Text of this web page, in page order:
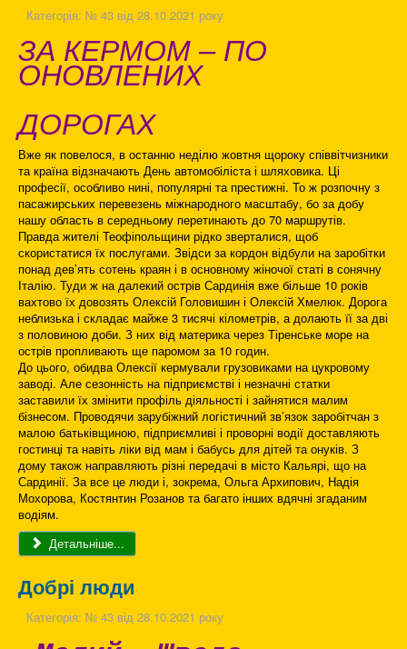
Категорія: № 43 від 28.10.2021 року
ЗА КЕРМОМ – ПО
ОНОВЛЕНИХ
ДОРОГАХ
Вже як повелося, в останню неділю жовтня щороку співвітчизники
та країна відзначають День автомобіліста і шляховика. Ці
професії, особливо нині, популярні та престижні. То ж розпочну з
пасажирських перевезень міжнародного масштабу, бо за добу
нашу область в середньому перетинають до 70 маршрутів.
Правда жителі Теофіпольщини рідко зверталися, щоб
скористатися їх послугами. Звідси за кордон відбули на заробітки
понад дев’ять сотень краян і в основному жіночої статі в сонячну
Італію. Туди ж на далекий острів Сардинія вже більше 10 років
вахтово їх довозять Олексій Головишин і Олексій Хмелюк. Дорога
неблизька і складає майже 3 тисячі кілометрів, а долають її за дві
з половиною доби. З них від материка через Тіренське море на
острів пропливають ще паромом за 10 годин.
До цього, обидва Олексії кермували грузовиками на цукровому
заводі. Але сезонність на підприємстві і незначні статки
заставили їх змінити профіль діяльності і зайнятися малим
бізнесом. Проводячи зарубіжний логістичний зв’язок заробітчан з
малою батьківщиною, підприємливі і проворні водії доставляють
гостинці та навіть ліки від мам і бабусь для дітей та онуків. З
дому також направляють різні передачі в місто Кальярі, що на
Сардинії. За все це люди і, зокрема, Ольга Архипович, Надія
Мохорова, Костянтин Розанов та багато інших вдячні згаданим
водіям.
Детальніше...
Добрі люди
Категорія: № 43 від 28.10.2021 року